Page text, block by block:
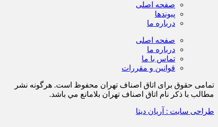
صفحه اصلی
پیوندها
درباره ما
صفحه اصلی
درباره ما
تماس با ما
قوانین و مقررات
تمامی حقوق برای اتاق اصناف تهران محفوظ است. هرگونه نشر
مطالب با ذكر نام اتاق اصناف تهران بلامانع مي باشد.
طراحی سایت : آریان دیتا